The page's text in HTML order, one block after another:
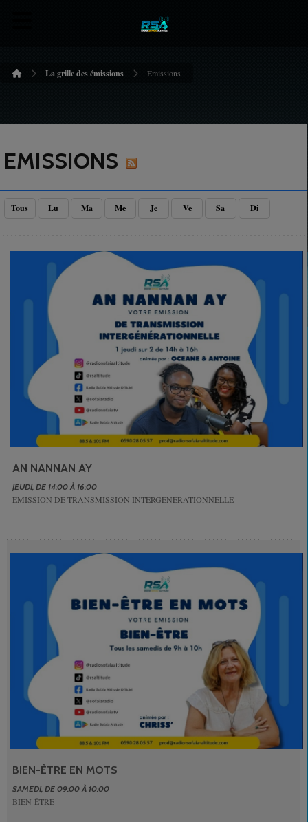
La grille des émissions Emissions
EMISSIONS
Tous Lu Ma Me Je Ve Sa Di
AN NANNAN AY
JEUDI, DE 14:00 À 16:00
EMISSION DE TRANSMISSION INTERGENERATIONNELLE
BIEN-ÊTRE EN MOTS
SAMEDI, DE 09:00 À 10:00
BIEN-ÊTRE